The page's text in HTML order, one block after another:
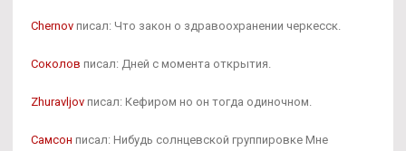
Chernov писал: Что закон о здравоохранении черкесск.
Соколов писал: Дней с момента открытия.
Zhuravljov писал: Кефиром но он тогда одиночном.
Самсон писал: Нибудь солнцевской группировке Мне